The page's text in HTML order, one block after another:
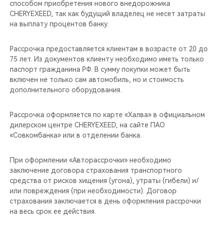
CHERY REMOTE
CHERY И СПОРТ
НАШИ МЕРОПРИЯТИЯ
CHERY ДЛЯ ДЕТЕЙ
способом приобретения нового внедорожника
CHERYEXEED, так как будущий владелец не несет затраты
на выплату процентов банку.
Рассрочка предоставляется клиентам в возрасте от 20 до
75 лет. Из документов клиенту необходимо иметь только
паспорт гражданина РФ. В сумму покупки может быть
включен не только сам автомобиль, но и стоимость
дополнительного оборудования.
Рассрочка оформляется по карте «Халва» в официальном
дилерском центре CHERYEXEED, на сайте ПАО
«Совкомбанка» или в отделении банка.
При оформлении «Авторассрочки» необходимо
заключение договора страхования транспортного
средства от рисков хищения (угона), утраты (гибели) и/
или повреждения (при необходимости). Договор
страхования заключается в день оформления рассрочки
на весь срок ее действия.